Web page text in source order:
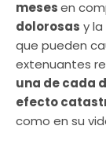
mesesen
dolorosas y
que pueden
extenuantes
una de cada
efecto
como en su